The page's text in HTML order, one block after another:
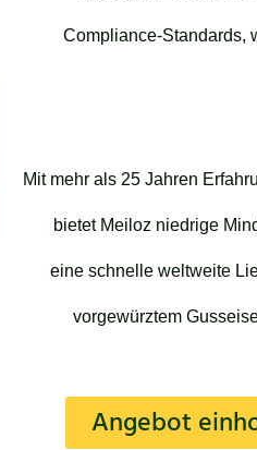
Compliance-Standards,
Mit mehr als 25 Jahren
bietet Meiloz niedrige
eine schnelle weltweite
vorgewürztem
Angebot